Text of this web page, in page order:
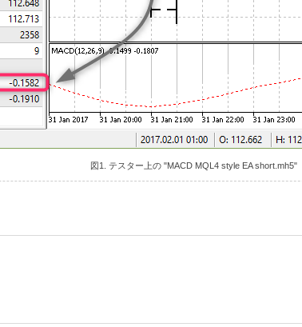
図1. テスター上の "MACD MQL4 style EA short.mh5"